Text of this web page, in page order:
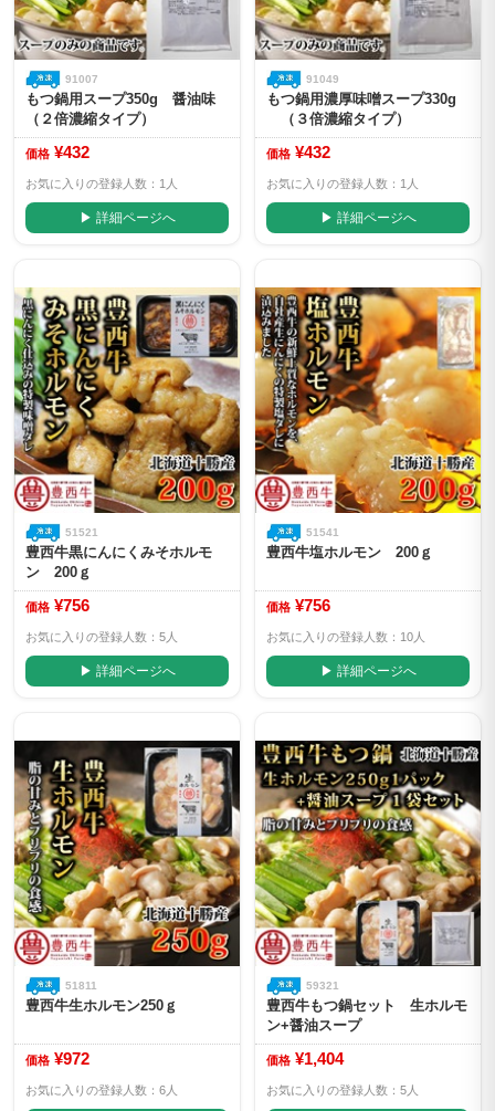
91007
もつ鍋用スープ350g 醤油味
（２倍濃縮タイプ）
価格 ¥432
お気に入りの登録人数：1人
▶ 詳細ページへ
91049
もつ鍋用濃厚味噌スープ330g
（３倍濃縮タイプ）
価格 ¥432
お気に入りの登録人数：1人
▶ 詳細ページへ
51521
豊西牛黒にんにくみそホルモ
ン 200ｇ
価格 ¥756
お気に入りの登録人数：5人
▶ 詳細ページへ
51541
豊西牛塩ホルモン 200ｇ
価格 ¥756
お気に入りの登録人数：10人
▶ 詳細ページへ
51811
豊西牛生ホルモン250ｇ
価格 ¥972
お気に入りの登録人数：6人
59321
豊西牛もつ鍋セット 生ホルモ
ン+醤油スープ
価格 ¥1,404
お気に入りの登録人数：5人